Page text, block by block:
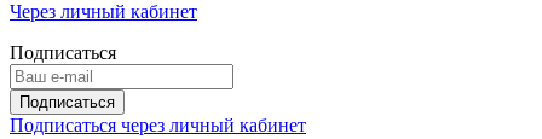
Через личный кабинет
Подписаться
Подписаться через личный кабинет